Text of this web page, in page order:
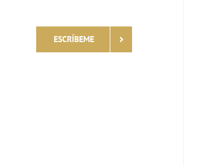
ESCRÍBEME